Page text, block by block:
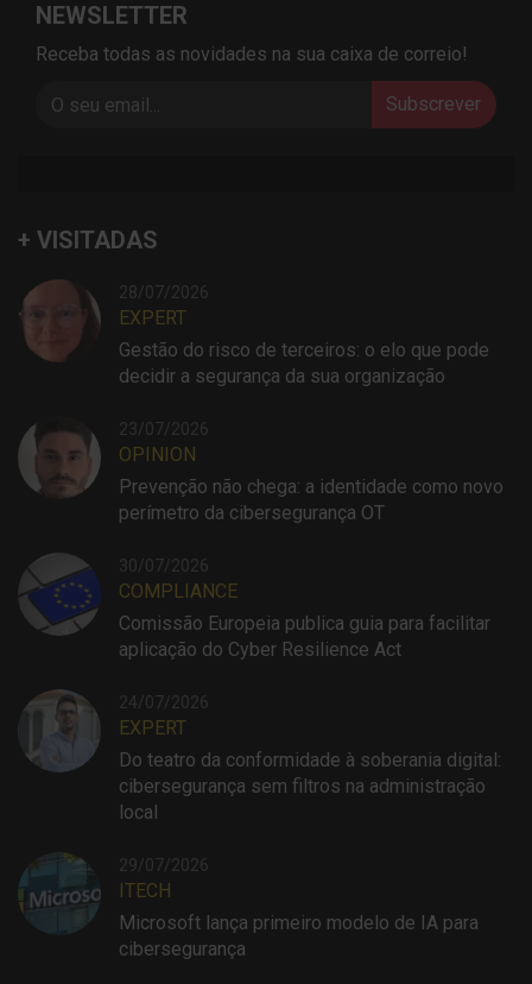
NEWSLETTER
Receba todas as novidades na sua caixa de correio!
Subscrever
+ VISITADAS
28/07/2026
EXPERT
Gestão do risco de terceiros: o elo que pode
decidir a segurança da sua organização
23/07/2026
OPINION
Prevenção não chega: a identidade como novo
perímetro da cibersegurança OT
30/07/2026
COMPLIANCE
Comissão Europeia publica guia para facilitar
aplicação do Cyber Resilience Act
24/07/2026
EXPERT
Do teatro da conformidade à soberania digital:
cibersegurança sem filtros na administração
local
29/07/2026
ITECH
Microsoft lança primeiro modelo de IA para
cibersegurança